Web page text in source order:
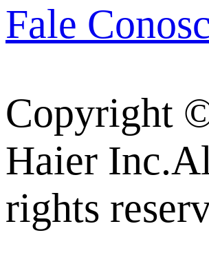
Fale
Copyright
Haier
rights